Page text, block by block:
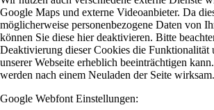
Google Maps und externe Videoanbieter. Da
möglicherweise personenbezogene Daten von
können Sie diese hier deaktivieren. Bitte
Deaktivierung dieser Cookies die Funktionalität
unserer Webseite erheblich beeinträchtigen
werden nach einem Neuladen der Seite wirksam.
Google Webfont Einstellungen: